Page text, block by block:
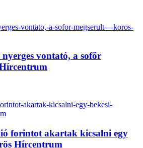
nyerges vontató, a sofőr
forintot akartak kicsalni egy
Hírcentrum